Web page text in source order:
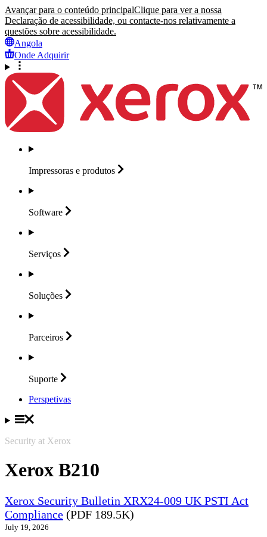
Avançar para o conteúdo principalClique para ver a nossa
Declaração de acessibilidade, ou contacte-nos relativamente a
questões sobre acessibilidade.
Angola
Onde Adquirir
Impressoras e produtos
Software
Serviços
Soluções
Parceiros
Suporte
Perspetivas
Security at Xerox
Xerox B210
Xerox Security Bulletin XRX24-009 UK PSTI Act
Compliance (PDF 189.5K)
July 19, 2026